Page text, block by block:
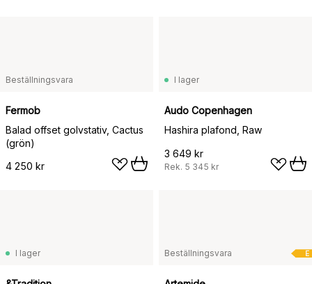
Beställningsvara
Fermob
Balad offset golvstativ, Cactus
(grön)
4 250 kr
I lager
Audo Copenhagen
Hashira plafond, Raw
3 649 kr
Rek. 5 345 kr
I lager E
Beställningsvara